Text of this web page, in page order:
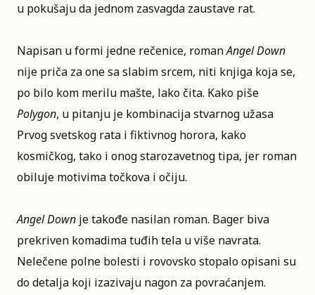
u pokušaju da jednom zasvagda zaustave rat.
Napisan u formi jedne rečenice, romanAngel Down
nije priča za one sa slabim srcem, niti knjiga koja se,
po bilo kom merilu mašte, lako čita. Kako piše
Polygon, u pitanju je kombinacija stvarnog užasa
Prvog svetskog rata i fiktivnog horora, kako
kosmičkog, tako i onog starozavetnog tipa, jer roman
obiluje motivima točkova i očiju.
Angel Down je takođe nasilan roman. Bager biva
prekriven komadima tuđih tela u više navrata.
Nelečene polne bolesti i rovovsko stopalo opisani su
do detalja koji izazivaju nagon za povraćanjem.